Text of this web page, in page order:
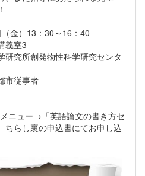
金）13：30～16：40
義室3
究所創発物性科学研究センタ
市従事者
ニュー→「英語論文の書き方セ
ちらし裏の申込書にてお申し込